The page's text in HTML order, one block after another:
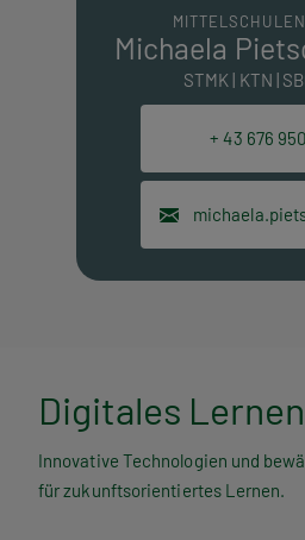
Michaela
STMK | KTN |
+ 43 676
Digitales Lernen
Innovative Technologien und
für zukunftsorientiertes Lernen.